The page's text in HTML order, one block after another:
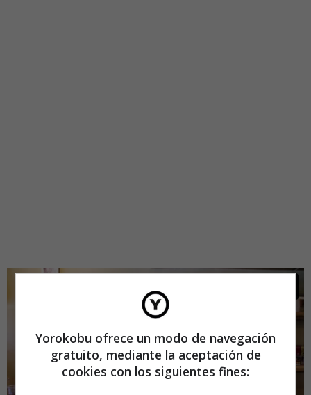
Yorokobu ofrece un modo de navegación
gratuito, mediante la aceptación de
cookies con los siguientes fines: